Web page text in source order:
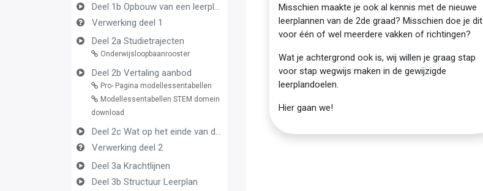
Deel 1b Opbouw van een leerplan vormingsconcept
Verwerking deel 1
Deel 2a Studietrajecten
Onderwijsloopbaanrooster
Deel 2b Vertaling aanbod
Pro- Pagina modellessentabellen
Modellessentabellen STEM domein
download
Deel 2c Wat op het einde van de graad
Verwerking deel 2
Deel 3a Krachtlijnen
Deel 3b Structuur Leerplan
Misschien maakte je ook al kennis met de nieuwe
leerplannen van de 2de graad? Misschien doe je dit
voor één of wel meerdere vakken of richtingen?
Wat je achtergrond ook is, wij willen je graag stap
voor stap wegwijs maken in de gewijzigde
leerplandoelen.
Hier gaan we!